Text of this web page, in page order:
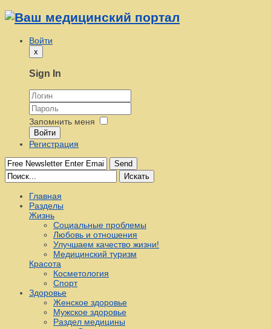
Войти
x
Sign In
Запомнить меня
Войти
Регистрация
Send
Искать
Главная
Разделы
Жизнь
Социальные проблемы
Любовь и отношения
Улучшаем качество жизни!
Медицинский туризм
Красота
Косметология
Спорт
Здоровье
Женское здоровье
Мужское здоровье
Раздел медицины